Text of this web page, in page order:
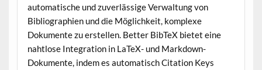
automatische und zuverlässige Verwaltung von
Bibliographien und die Möglichkeit, komplexe
Dokumente zu erstellen. Better BibTeX bietet eine
nahtlose Integration in LaTeX- und Markdown-
Dokumente, indem es automatisch Citation Keys